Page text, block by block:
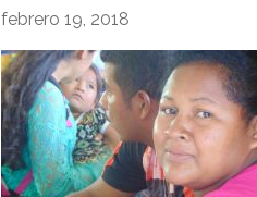
febrero 19, 2018